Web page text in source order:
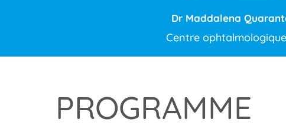
Dr Maddalena
Centre
PROGRAMME